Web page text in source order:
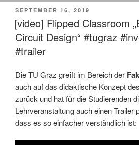
VERÖFFENTLICHT
AM
SEPTEMBER 16, 2019
[video] Flipped Classroom
Circuit Design“ #tugraz
#trailer
Die TU Graz greift im Bereich der
auch auf das didaktische Konzept
zurück und hat für die Studierenden
Lehrveranstaltung auch einen Trailer
dass es so einfacher verständlich ist: